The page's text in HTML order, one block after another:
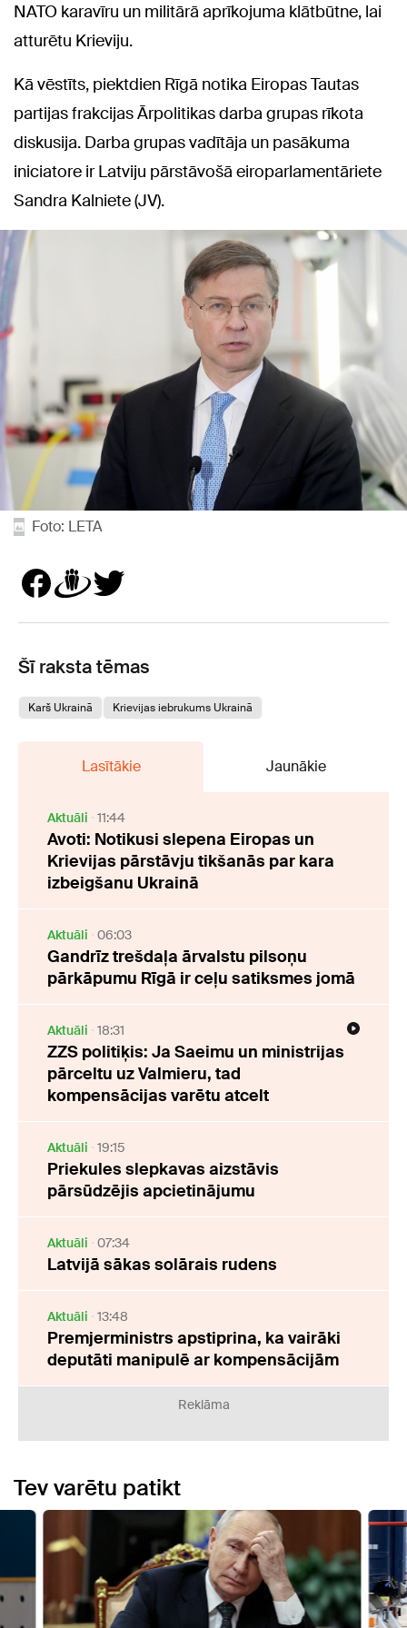
NATO karavīru un militārā aprīkojuma klātbūtne, lai
atturētu Krieviju.
Kā vēstīts, piektdien Rīgā notika Eiropas Tautas
partijas frakcijas Ārpolitikas darba grupas rīkota
diskusija. Darba grupas vadītāja un pasākuma
iniciatore ir Latviju pārstāvošā eiroparlamentāriete
Sandra Kalniete (JV).
Foto: LETA
Šī raksta tēmas
Karš Ukrainā Krievijas iebrukums Ukrainā
Lasītākie Jaunākie
Aktuāli 11:44
Avoti: Notikusi slepena Eiropas un
Krievijas pārstāvju tikšanās par kara
izbeigšanu Ukrainā
Aktuāli 06:03
Gandrīz trešdaļa ārvalstu pilsoņu
pārkāpumu Rīgā ir ceļu satiksmes jomā
Aktuāli 18:31
ZZS politiķis: Ja Saeimu un ministrijas
pārceltu uz Valmieru, tad
kompensācijas varētu atcelt
Aktuāli 19:15
Priekules slepkavas aizstāvis
pārsūdzējis apcietinājumu
Aktuāli 07:34
Latvijā sākas solārais rudens
Aktuāli 13:48
Premjerministrs apstiprina, ka vairāki
deputāti manipulē ar kompensācijām
Reklāma
Tev varētu patikt